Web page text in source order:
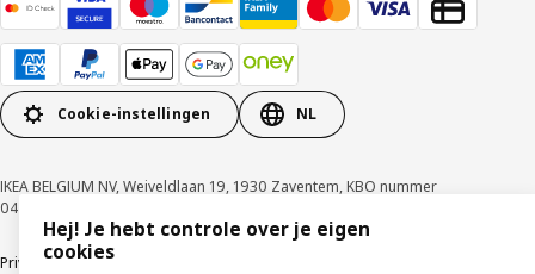
Cookie-instellingen NL
IKEA BELGIUM NV, Weiveldlaan 19, 1930 Zaventem, KBO nummer
0425.258.688 © Inter IKEA Systems B.V. 1999-2026
PrivacybeleidCookiebeleid
Hej! Je hebt controle over je eigen
cookies